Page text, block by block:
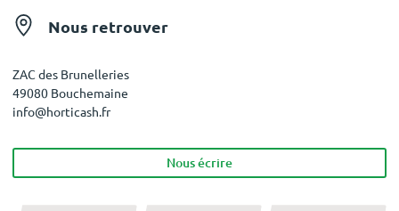
Nous retrouver
ZAC des Brunelleries
49080 Bouchemaine
info@horticash.fr
Nous écrire